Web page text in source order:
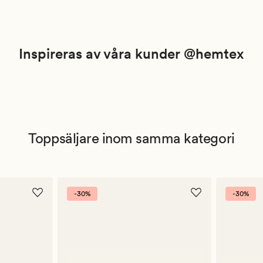
Inspireras av våra kunder @hemtex
Toppsäljare inom samma kategori
-30% -30%